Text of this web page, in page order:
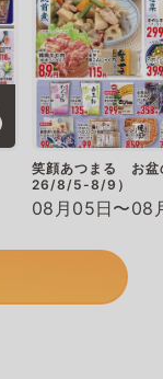
笑顔あつまる お盆
26/8/5-8/9）
08月05日〜08